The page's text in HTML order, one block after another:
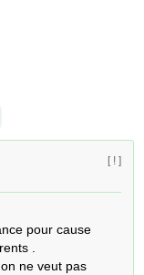
[ ! ]
pour cause
.